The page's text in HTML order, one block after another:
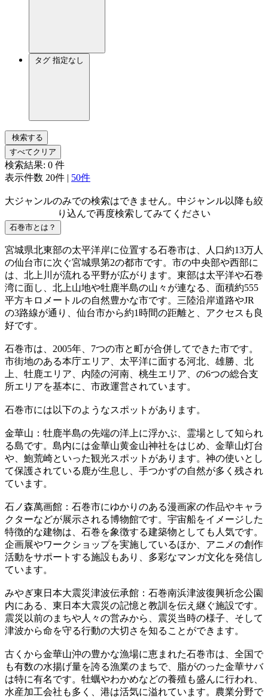
タグ 指定なし
検索する
すべてクリア
検索結果: 0 件
表示件数 20件 | 50件
大ジャンルのみでの検索はできません。中ジャンル以降も絞
り込んで再度検索してみてください
石巻市とは？
宮城県北東部の太平洋岸に位置する石巻市は、人口約13万人
の仙台市に次ぐ宮城県第2の都市です。市の中央部や西部に
は、北上川が流れる平野が広がります。東部は太平洋や石巻
湾に面し、北上山地や牡鹿半島の山々が連なる、面積約555
平方キロメートルの自然豊かな市です。三陸沿岸道路やJR
の3路線が通り、仙台市から約1時間の距離と、アクセスも良
好です。
石巻市は、2005年、7つの市と町が合併してできた市です。
市街地のある本庁エリア、太平洋に面する河北、雄勝、北
上、牡鹿エリア、内陸の河南、桃生エリア、の6つの総合支
所エリアを基本に、市政運営されています。
石巻市には以下のようなスポットがあります。
金華山：牡鹿半島の先端の洋上に浮かぶ、霊場として知られ
る島です。島内には金華山黄金山神社をはじめ、金華山灯台
や、鮑荒崎といった観光スポットがあります。神の使いとし
て保護されている鹿が生息し、手つかずの自然が多く残され
ています。
石ノ森萬画館：石巻市にゆかりのある漫画家の作品やキャラ
クターなどが展示される博物館です。宇宙船をイメージした
特徴的な建物は、石巻を象徴する建築物としても人気です。
企画展やワークショップを実施しているほか、アニメの創作
活動をサポートする施設もあり、多彩なマンガ文化を発信し
ています。
みやぎ東日本大震災津波伝承館：石巻南浜津波復興祈念公園
内にある、東日本大震災の記憶と教訓を伝え継ぐ施設です。
震災以前のまちや人々の営みから、震災当時の様子、そして
津波から命を守る行動の大切さを知ることができます。
古くから金華山沖の豊かな漁場に恵まれた石巻市は、全国で
も有数の水揚げ量を誇る漁業のまちで、脂がのった金華サバ
は特に有名です。牡蠣やわかめなどの養殖も盛んに行われ、
水産加工会社も多く、港は活気に溢れています。農業分野で